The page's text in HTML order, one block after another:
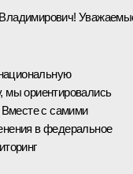
мы ориентировались
Вместе с самими
в федеральное